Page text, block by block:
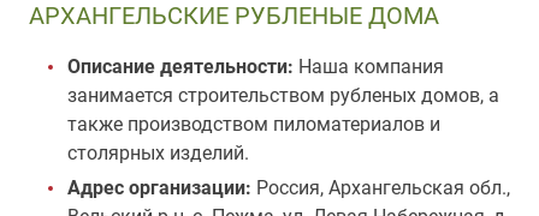
АРХАНГЕЛЬСКИЕ РУБЛЕНЫЕ ДОМА
Описание деятельности: Наша компания
занимается строительством рубленых домов, а
также производством пиломатериалов и
столярных изделий.
Адрес организации: Россия, Архангельская обл.,